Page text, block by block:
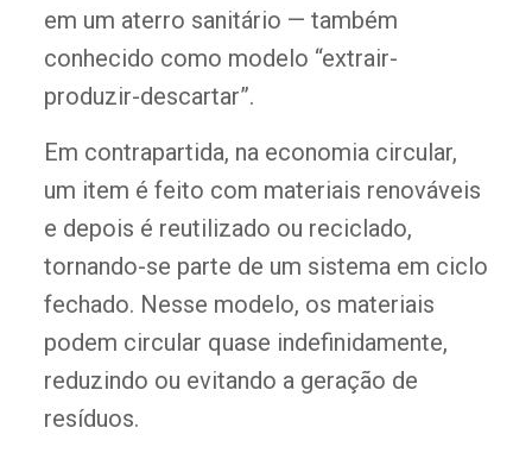
em um aterro sanitário — também
conhecido como modelo “extrair-
produzir-descartar”.
Em contrapartida, na economia circular,
um item é feito com materiais renováveis
e depois é reutilizado ou reciclado,
tornando-se parte de um sistema em ciclo
fechado. Nesse modelo, os materiais
podem circular quase indefinidamente,
reduzindo ou evitando a geração de
resíduos.